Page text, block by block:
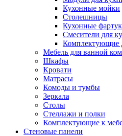
Кухонные мойки
Столешницы
Кухонные
Смесители для
Комплектующие
Мебель для ванной
Шкафы
Кровати
Матрасы
Комоды и тумбы
Зеркала
Столы
Стеллажи и полки
Комплектующие к
Стеновые панели